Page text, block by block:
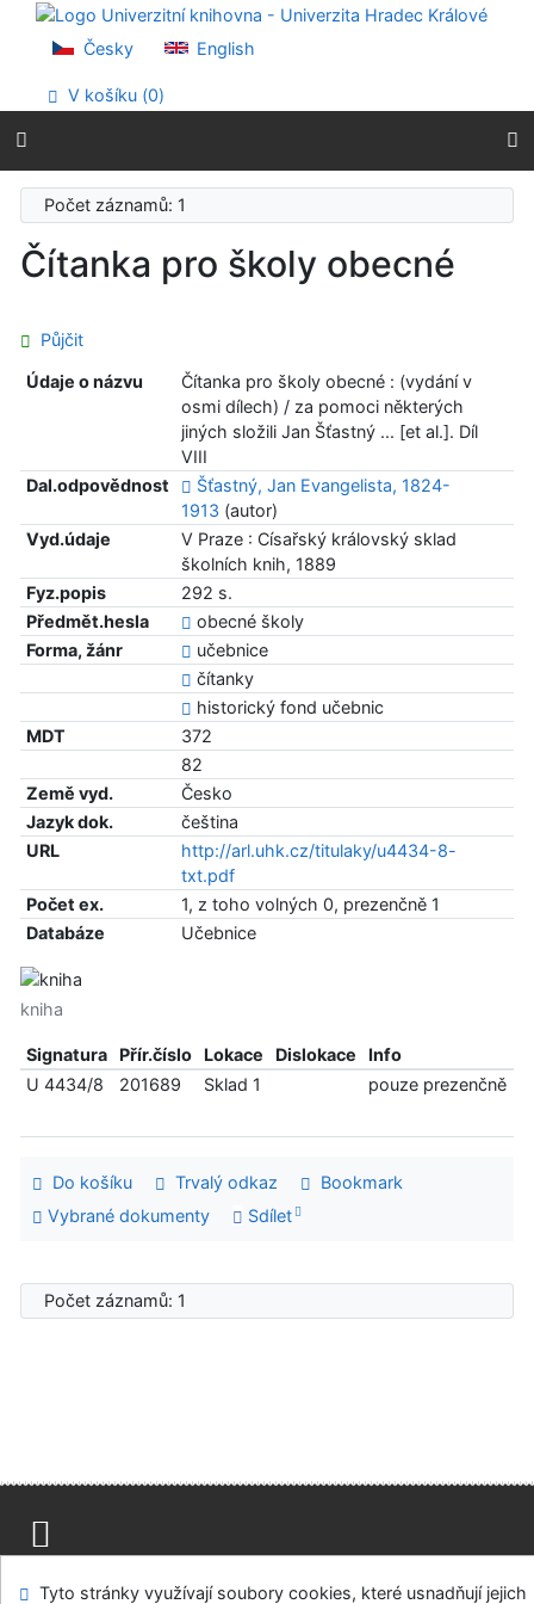
Přejít na obsah
Přejít na menu
Prohlášení o webové přístupnosti
Česky English
V košíku (0)
Počet záznamů: 1
Čítanka pro školy obecné
Půjčit
Údaje o názvu
Čítanka pro školy obecné : (vydání v
osmi dílech) / za pomoci některých
jiných složili Jan Šťastný ... [et al.]. Díl
VIII
Dal.odpovědnost
Šťastný, Jan Evangelista, 1824-
1913 (autor)
Vyd.údaje
V Praze : Císařský královský sklad
školních knih, 1889
Fyz.popis
292 s.
Předmět.hesla
obecné školy
Forma, žánr
učebnice
čítanky
historický fond učebnic
MDT
372
82
Země vyd.
Česko
Jazyk dok.
čeština
URL
http://arl.uhk.cz/titulaky/u4434-8-
txt.pdf
Počet ex.
1, z toho volných 0, prezenčně 1
Databáze
Učebnice
kniha
Signatura Přír.číslo Lokace Dislokace
Info
U 4434/8
201689 Sklad 1 pouze prezenčně
Do košíku Trvalý odkaz
Bookmark
Vybrané dokumenty
Sdílet
Počet záznamů: 1
Tyto stránky využívají soubory cookies, které usnadňují jejich